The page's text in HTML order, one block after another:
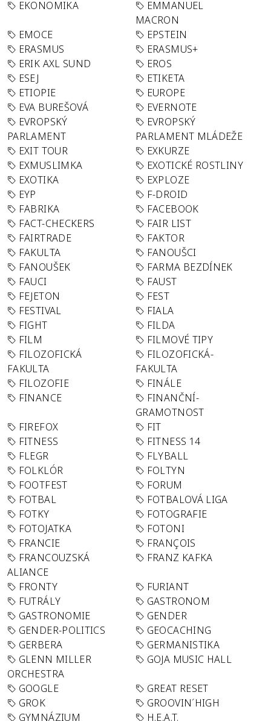
EKONOMIKA
EMMANUEL
MACRON
EMOCE
EPSTEIN
ERASMUS
ERASMUS+
ERIK AXL SUND
EROS
ESEJ
ETIKETA
ETIOPIE
EUROPE
EVA BUREŠOVÁ
EVERNOTE
EVROPSKÝ
PARLAMENT
EVROPSKÝ
PARLAMENT MLÁDEŽE
EXIT TOUR
EXKURZE
EXMUSLIMKA
EXOTICKÉ ROSTLINY
EXOTIKA
EXPLOZE
EYP
F-DROID
FABRIKA
FACEBOOK
FACT-CHECKERS
FAIR LIST
FAIRTRADE
FAKTOR
FAKULTA
FANOUŠCI
FANOUŠEK
FARMA BEZDÍNEK
FAUCI
FAUST
FEJETON
FEST
FESTIVAL
FIALA
FIGHT
FILDA
FILM
FILMOVÉ TIPY
FILOZOFICKÁ
FAKULTA
FILOZOFICKÁ-
FAKULTA
FILOZOFIE
FINÁLE
FINANCE
FINANČNÍ-
GRAMOTNOST
FIREFOX
FIT
FITNESS
FITNESS 14
FLEGR
FLYBALL
FOLKLÓR
FOLTYN
FOOTFEST
FORUM
FOTBAL
FOTBALOVÁ LIGA
FOTKY
FOTOGRAFIE
FOTOJATKA
FOTONI
FRANCIE
FRANÇOIS
FRANCOUZSKÁ
ALIANCE
FRANZ KAFKA
FRONTY
FURIANT
FUTRÁLY
GASTRONOM
GASTRONOMIE
GENDER
GENDER-POLITICS
GEOCACHING
GERBERA
GERMANISTIKA
GLENN MILLER
ORCHESTRA
GOJA MUSIC HALL
GOOGLE
GREAT RESET
GROK
GROOVIN´HIGH
GYMNÁZIUM
H.E.A.T.